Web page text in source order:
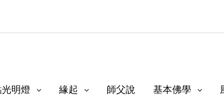
明燈 緣起 師父說 基本佛學